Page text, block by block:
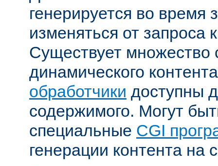
генерируется во время
изменяться от запроса
Существует множество
динамического
обработчики доступны
содержимого. Могут
специальные CGI
генерации контента на